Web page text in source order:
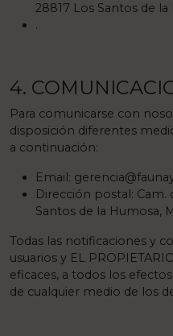
28817 Los Santos de la
.
4.
Para comunicarse con
disposición diferentes
a continuación:
Email:
Dirección postal: Cam.
Santos de la Humosa,
Todas las notificaciones y
usuarios y EL
eficaces, a todos los
de cualquier medio de los